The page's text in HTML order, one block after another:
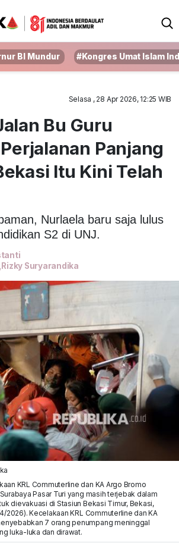
BI Mundur #Kongres Umat Islam
Selasa , 28 Apr 2026, 12:25 WIB
Bu Guru
Panjang
Itu Kini Telah
Nurlaela baru saja lulus
S2 di UNJ.
Suryarandika
KRL Commuterline dan KA Argo Bromo
Pasar Turi yang masih terjebak dalam
dievakuasi di Stasiun Bekasi Timur, Bekasi,
2026). Kecelakaan KRL Commuterline dan KA
7 orang penumpang meninggal
luka-luka dan dirawat.